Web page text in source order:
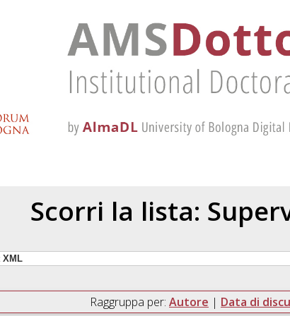
Scorri la lista:
Raggruppa per: Autore | Data di